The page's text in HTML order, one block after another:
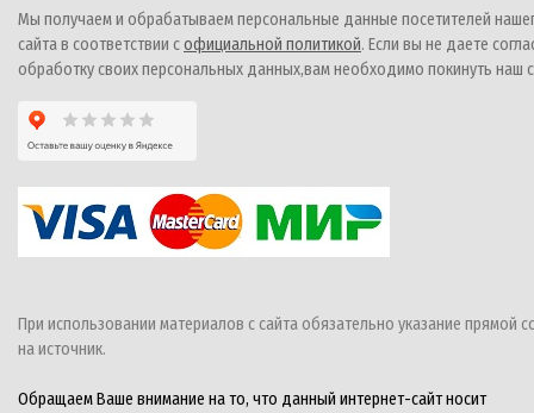
Мы получаем и обрабатываем персональные данные посетителей
сайта в соответствии софициальной политикой. Если вы не даете
обработку своих персональных данных,вам необходимо покинуть наш
При использовании материалов с сайта обязательно указание прямой
на источник.
Обращаем Ваше внимание на то, что данный интернет-сайт носит